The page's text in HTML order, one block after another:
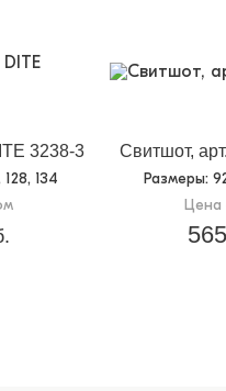
3238-3
128, 134
Свитшот,
Размеры:
Цена
565